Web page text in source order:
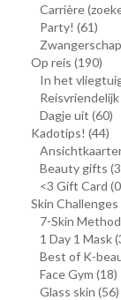
Carrière
Party! (61)
Zwangerschap
Op reis (190)
In het
Reisvriendelijk
Dagje uit (60)
Kadotips! (44)
Beauty gifts
<3 Gift Card
Skin Challenges
7-Skin Method
1 Day 1 Mask
Best of K-
Face Gym (18)
Glass skin (56)